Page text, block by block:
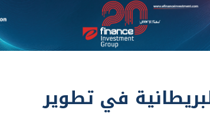
في تطوير
تنافسية الاقتصاد المصري